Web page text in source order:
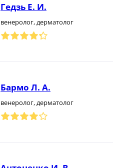
Гедзь Е. И.
венеролог, дерматолог
Бармо Л. А.
венеролог, дерматолог